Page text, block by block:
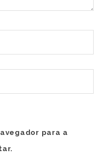
para a